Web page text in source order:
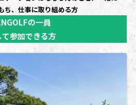
ち、仕事に取り組める方
の一員
て参加できる方